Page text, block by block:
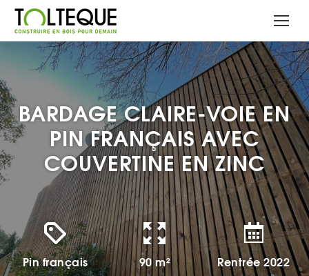
BARDAGE CLAIRE-VOIE EN
PIN FRANÇAIS AVEC
COUVERTINE EN ZINC
Pin français 90 m² Rentrée 2022